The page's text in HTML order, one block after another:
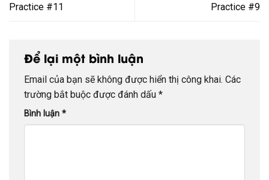
Practice #11
Practice #9
Để lại một bình luận
Email của bạn sẽ không được hiển thị công khai. Các
trường bắt buộc được đánh dấu *
Bình luận *